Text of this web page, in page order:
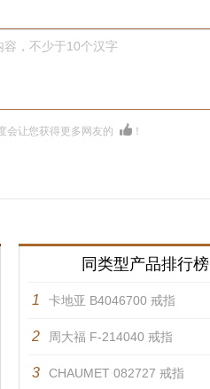
容，不少于10个汉字
会让您获得更多网友的 ！
同类型产品排行榜
1 卡地亚 B4046700 戒指
2 周大福 F-214040 戒指
3 CHAUMET 082727 戒指